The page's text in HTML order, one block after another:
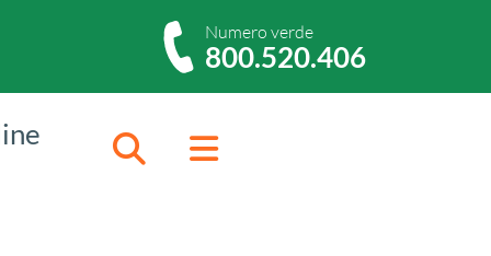
Numero verde
800.520.406
CercaMenu